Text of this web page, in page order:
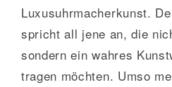
Luxusuhrmacherkunst.
spricht all jene an, die
sondern ein wahres
tragen möchten. Umso